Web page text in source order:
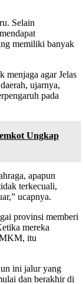
Selain
memiliki banyak
menjaga agar Jelas
ujarnya,
pada
Ungkap
apapun
terkecuali,
ucapnya.
provinsi memberi
mereka
itu
ini jalur yang
dan berakhir di